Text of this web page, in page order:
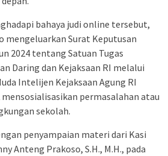
bahaya judi online tersebut,
mengeluarkan Surat Keputusan
2024 tentang Satuan Tugas
Daring dan Kejaksaan RI melalui
Intelijen Kejaksaan Agung RI
permasalahan atau
sekolah.
penyampaian materi dari Kasi
Anteng Prakoso, S.H., M.H., pada